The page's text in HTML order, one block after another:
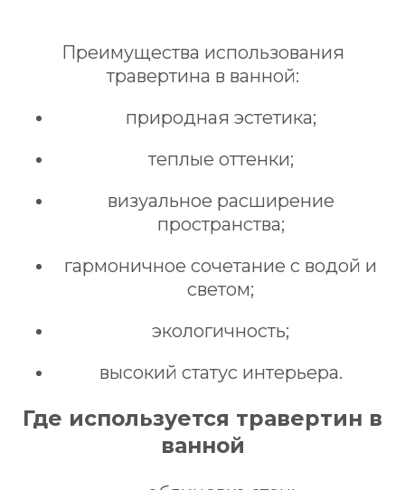
Преимущества использования
травертина в ванной:
природная эстетика;
теплые оттенки;
визуальное расширение
пространства;
гармоничное сочетание с водой и
светом;
экологичность;
высокий статус интерьера.
Где используется травертин в
ванной